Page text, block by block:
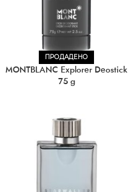
ПРОДАДЕНО
MONTBLANC Explorer Deostick
75 g